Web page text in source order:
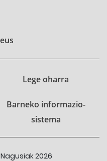
Lege oharra
Barneko informazio-
sistema
2026